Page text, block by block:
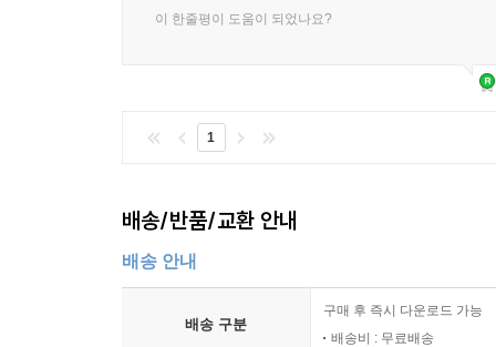
7.3.3.3 요구수행
8.2 TaaS의 주요 기술
8.2.1 배경 상황
8.2.3 메트릭 텔레메트리 서비스
8.2.4 로깅 텔레메트리 서비스
이 한줄평이 도움이 되었나요?
1
배송/반품/교환 안내
배송 안내
배송 구분
구매 후 즉시 다운로드 가능
배송비 : 무료배송